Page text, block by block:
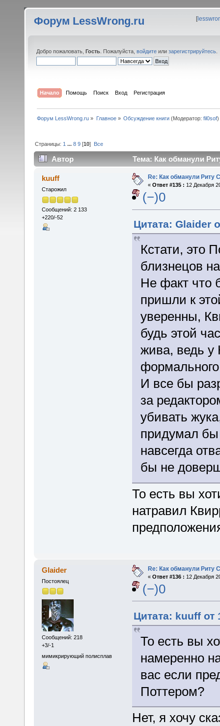
Форум LessWrong.ru [
Добро пожаловать, Гость . Пожалуйста, войдите или зарегистрируйтесь
Начало Помощь Поиск Вход Регистрация
Форум LessWrong.ru » Главное» Обсуждение книги(Модератор: fil0sof)
Страницы: 1 ...8 9 [10] Все
Автор Тема: Как обманули
kuuff
Старожил
Сообщений: 2 133
+220/-52
Re: Как обманули Риту
« Ответ #135 : 12 Декабря
(−)0
Цитата: Glaider
Кстати, это
близнецов
Не факт что
пришли к
уверенны,
будь этой
жива, ведь
И все бы
за
убивать
придумал бы
навсегда
бы не
То есть вы
натравил
Glaider
Постоялец
Сообщений: 218
+3/-1
мимикрирующий полисплав
Re: Как обманули Риту
« Ответ #136 : 12 Декабря
(−)0
Цитата: kuuff от
То есть вы
намеренно
вас если
Поттером?
Нет, я хочу